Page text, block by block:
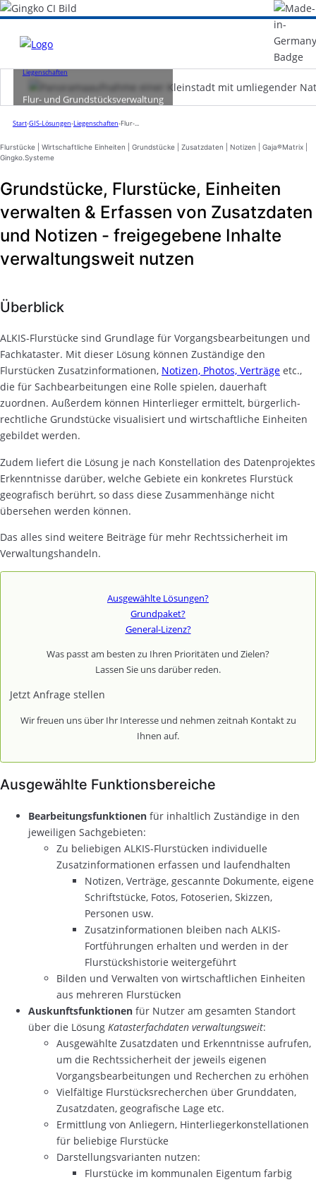
Liegenschaften
Flur- und Grundstücksverwaltung
Start-GIS-Lösungen-Liegenschaften-Flur-...
Flurstücke | Wirtschaftliche Einheiten | Grundstücke | Zusatzdaten | Notizen | Gaja®Matrix |
Gingko.Systeme
Grundstücke, Flurstücke, Einheiten
verwalten & Erfassen von Zusatzdaten
und Notizen - freigegebene Inhalte
verwaltungsweit nutzen
Überblick
ALKIS-Flurstücke sind Grundlage für Vorgangsbearbeitungen und
Fachkataster. Mit dieser Lösung können Zuständige den
Flurstücken Zusatzinformationen, Notizen, Photos, Verträge etc.,
die für Sachbearbeitungen eine Rolle spielen, dauerhaft
zuordnen. Außerdem können Hinterlieger ermittelt, bürgerlich-
rechtliche Grundstücke visualisiert und wirtschaftliche Einheiten
gebildet werden.
Zudem liefert die Lösung je nach Konstellation des Datenprojektes
Erkenntnisse darüber, welche Gebiete ein konkretes Flurstück
geografisch berührt, so dass diese Zusammenhänge nicht
übersehen werden können.
Das alles sind weitere Beiträge für mehr Rechtssicherheit im
Verwaltungshandeln.
Ausgewählte Lösungen?
Grundpaket?
General-Lizenz?
Was passt am besten zu Ihren Prioritäten und Zielen?
Lassen Sie uns darüber reden.
Jetzt Anfrage stellen
Wir freuen uns über Ihr Interesse und nehmen zeitnah Kontakt zu
Ihnen auf.
Ausgewählte Funktionsbereiche
Bearbeitungsfunktionen für inhaltlich Zuständige in den
jeweiligen Sachgebieten:
Zu beliebigen ALKIS-Flurstücken individuelle
Zusatzinformationen erfassen und laufendhalten
Notizen, Verträge, gescannte Dokumente, eigene
Schriftstücke, Fotos, Fotoserien, Skizzen,
Personen usw.
Zusatzinformationen bleiben nach ALKIS-
Fortführungen erhalten und werden in der
Flurstückshistorie weitergeführt
Bilden und Verwalten von wirtschaftlichen Einheiten
aus mehreren Flurstücken
Auskunftsfunktionen für Nutzer am gesamten Standort
über die Lösung Katasterfachdaten verwaltungsweit:
Ausgewählte Zusatzdaten und Erkenntnisse aufrufen,
um die Rechtssicherheit der jeweils eigenen
Vorgangsbearbeitungen und Recherchen zu erhöhen
Vielfältige Flurstücksrecherchen über Grunddaten,
Zusatzdaten, geografische Lage etc.
Ermittlung von Anliegern, Hinterliegerkonstellationen
für beliebige Flurstücke
Darstellungsvarianten nutzen:
Flurstücke im kommunalen Eigentum farbig